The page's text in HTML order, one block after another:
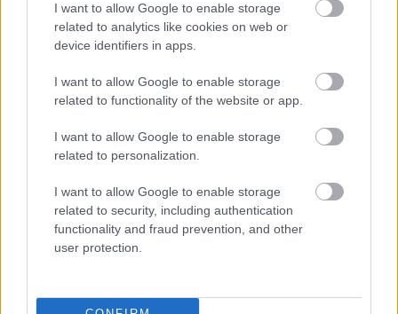
I want to allow Google to enable storage
related to analytics like cookies on web or
device identifiers in apps.
I want to allow Google to enable storage
related to functionality of the website or app.
I want to allow Google to enable storage
related to personalization.
I want to allow Google to enable storage
related to security, including authentication
functionality and fraud prevention, and other
user protection.
ser titular.
Jakob Jankto (Getafe, centrocampista, 730.000)
El interior azulón tuvo que adaptarse a las necesidades de
gemelo contra el Levante. Ofensivamente cumplió pues
asistió a Mayoral en el primer gol de su equipo. Sin
embargo, defensivamente se le vieron más su carencias y
más al compañero de baile que tuvo enfrente, que fue Ángel
Correa, autor de dos goles colchoneros.
volverá al banquillo.